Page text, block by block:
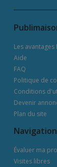
Les
Aide
FAQ
Politique de
Conditions
Devenir
Plan du site
Navigation
Évaluer ma
Visites libres